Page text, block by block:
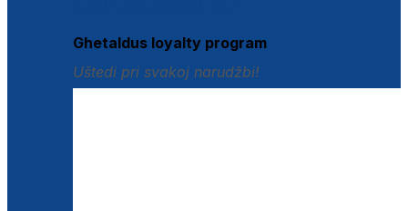
Ghetaldus loyalty program
Uštedi pri svakoj narudžbi!